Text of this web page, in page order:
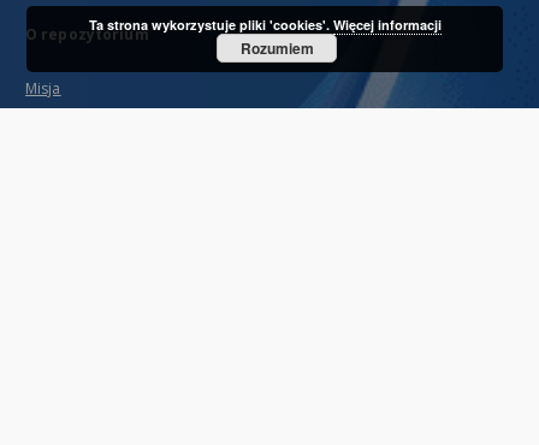
O repozytorium
Misja
Ta strona wykorzystuje pliki 'cookies'. Więcej informacji
Rozumiem